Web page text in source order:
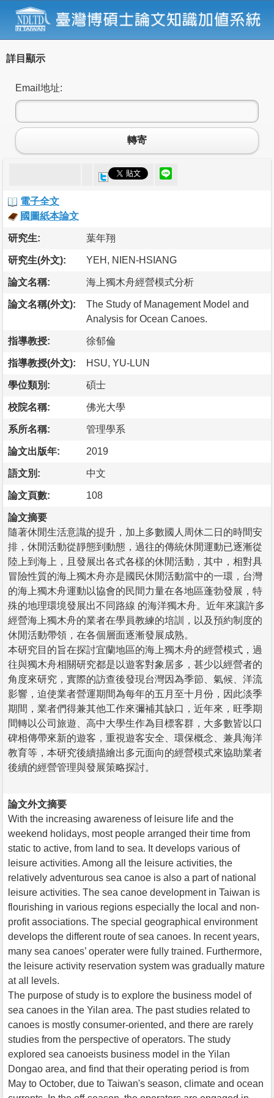
詳目顯示
Email地址:
轉寄
電子全文
國圖紙本論文
研究生: 葉年翔
研究生(外文): YEH, NIEN-HSIANG
論文名稱: 海上獨木舟經營模式分析
論文名稱(外文):
The Study of Management Model and
Analysis for Ocean Canoes.
指導教授: 徐郁倫
指導教授(外文): HSU, YU-LUN
學位類別: 碩士
校院名稱: 佛光大學
系所名稱: 管理學系
論文出版年: 2019
語文別: 中文
論文頁數: 108
論文摘要
隨著休閒生活意識的提升，加上多數國人周休二日的時間安
排，休閒活動從靜態到動態，過往的傳統休閒運動已逐漸從
陸上到海上，且發展出各式各樣的休閒活動，其中，相對具
冒險性質的海上獨木舟亦是國民休閒活動當中的一環，台灣
的海上獨木舟運動以協會的民間力量在各地區蓬勃發展，特
殊的地理環境發展出不同路線 的海洋獨木舟。近年來讓許多
經營海上獨木舟的業者在學員教練的培訓，以及預約制度的
休閒活動帶領，在各個層面逐漸發展成熟。
本研究目的旨在探討宜蘭地區的海上獨木舟的經營模式，過
往與獨木舟相關研究都是以遊客對象居多，甚少以經營者的
角度來研究，實際的訪查後發現台灣因為季節、氣候、洋流
影響，迫使業者營運期間為每年的五月至十月份，因此淡季
期間，業者們得兼其他工作來彌補其缺口，近年來，旺季期
間轉以公司旅遊、高中大學生作為目標客群，大多數皆以口
碑相傳帶來新的遊客，重視遊客安全、環保概念、兼具海洋
教育等，本研究後續描繪出多元面向的經營模式來協助業者
後續的經營管理與發展策略探討。
論文外文摘要
With the increasing awareness of leisure life and the
weekend holidays, most people arranged their time from
static to active, from land to sea. It develops various of
leisure activities. Among all the leisure activities, the
relatively adventurous sea canoe is also a part of national
leisure activities. The sea canoe development in Taiwan is
flourishing in various regions especially the local and non-
profit associations. The special geographical environment
develops the different route of sea canoes. In recent years,
many sea canoes’ operater were fully trained. Furthermore,
the leisure activity reservation system was gradually mature
at all levels.
The purpose of study is to explore the business model of
sea canoes in the Yilan area. The past studies related to
canoes is mostly consumer-oriented, and there are rarely
studies from the perspective of operators. The study
explored sea canoeists business model in the Yilan
Dongao area, and find that their operating period is from
May to October, due to Taiwan's season, climate and ocean